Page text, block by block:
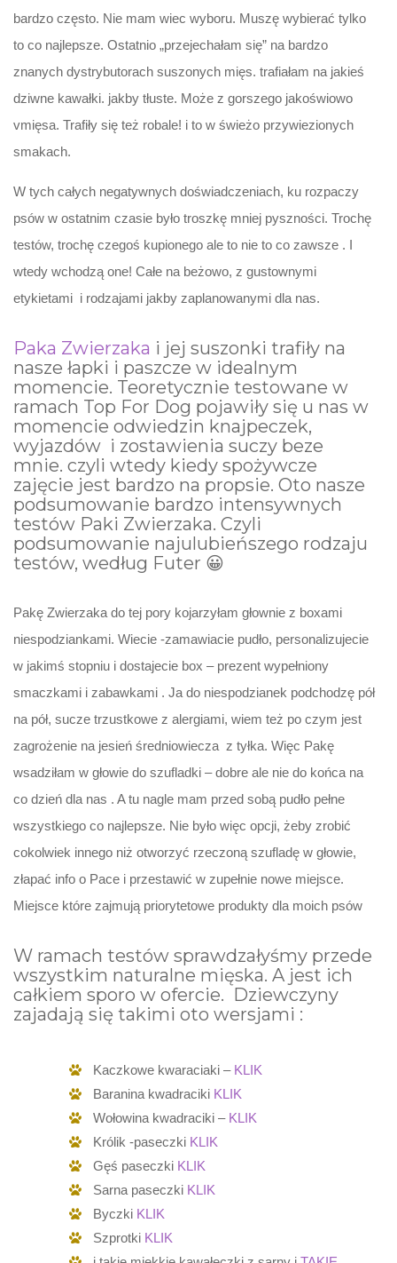
bardzo często. Nie mam wiec wyboru. Muszę wybierać tylko
to co najlepsze. Ostatnio „przejechałam się” na bardzo
znanych dystrybutorach suszonych mięs. trafiałam na jakieś
dziwne kawałki. jakby tłuste. Może z gorszego jakoświowo
vmięsa. Trafiły się też robale! i to w świeżo przywiezionych
smakach.
W tych całych negatywnych doświadczeniach, ku rozpaczy
psów w ostatnim czasie było troszkę mniej pyszności. Trochę
testów, trochę czegoś kupionego ale to nie to co zawsze . I
wtedy wchodzą one! Całe na beżowo, z gustownymi
etykietami i rodzajami jakby zaplanowanymi dla nas.
Paka Zwierzaka i jej suszonki trafiły na
nasze łapki i paszcze w idealnym
momencie. Teoretycznie testowane w
ramach Top For Dog pojawiły się u nas w
momencie odwiedzin knajpeczek,
wyjazdów i zostawienia suczy beze
mnie. czyli wtedy kiedy spożywcze
zajęcie jest bardzo na propsie. Oto nasze
podsumowanie bardzo intensywnych
testów Paki Zwierzaka. Czyli
podsumowanie najulubieńszego rodzaju
testów, według Futer 😀
Pakę Zwierzaka do tej pory kojarzyłam głownie z boxami
niespodziankami. Wiecie -zamawiacie pudło, personalizujecie
w jakimś stopniu i dostajecie box – prezent wypełniony
smaczkami i zabawkami . Ja do niespodzianek podchodzę pół
na pół, sucze trzustkowe z alergiami, wiem też po czym jest
zagrożenie na jesień średniowiecza z tyłka. Więc Pakę
wsadziłam w głowie do szufladki – dobre ale nie do końca na
co dzień dla nas . A tu nagle mam przed sobą pudło pełne
wszystkiego co najlepsze. Nie było więc opcji, żeby zrobić
cokolwiek innego niż otworzyć rzeczoną szufladę w głowie,
złapać info o Pace i przestawić w zupełnie nowe miejsce.
Miejsce które zajmują priorytetowe produkty dla moich psów
W ramach testów sprawdzałyśmy przede
wszystkim naturalne mięska. A jest ich
całkiem sporo w ofercie. Dziewczyny
zajadają się takimi oto wersjami :
Kaczkowe kwaraciaki –KLIK
Baranina kwadraciki KLIK
Wołowina kwadraciki – KLIK
Królik -paseczki KLIK
Gęś paseczki KLIK
Sarna paseczki KLIK
Byczki KLIK
Szprotki KLIK